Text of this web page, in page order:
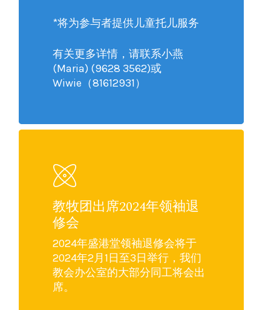
*将为参与者提供儿童托儿服务
有关更多详情，请联系小燕
(Maria) (9628 3562)或
Wiwie（81612931）
教牧团出席2024年领袖退
修会
2024年盛港堂领袖退修会将于
2024年2月1日至3日举行，我们
教会办公室的大部分同工将会出
席。